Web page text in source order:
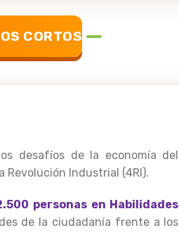
CORTOS
desafíos de la economía del
Industrial (4RI).
personas en Habilidades
de la ciudadanía frente a los